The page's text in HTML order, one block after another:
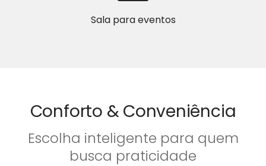
Sala para eventos
Conforto & Conveniência
Escolha inteligente para quem
busca praticidade